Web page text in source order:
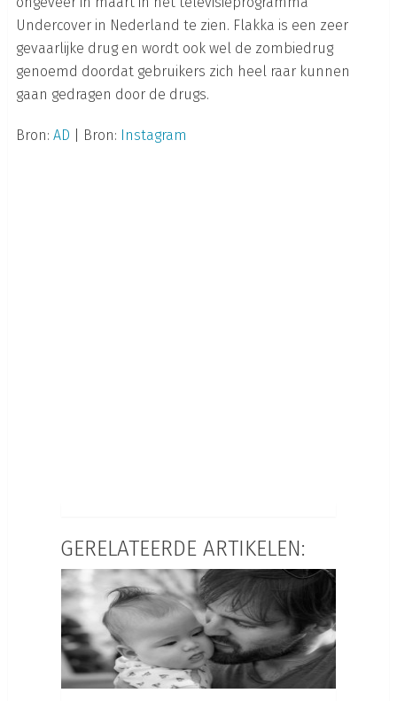
Undercover in Nederland te zien. Flakka is een zeer
gevaarlijke drug en wordt ook wel de zombiedrug
genoemd doordat gebruikers zich heel raar kunnen
gaan gedragen door de drugs.
Bron: AD | Bron: Instagram
GERELATEERDE ARTIKELEN: